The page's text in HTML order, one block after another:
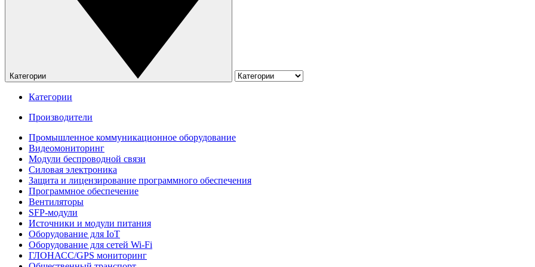
Категории
Категории
Производители
Промышленное коммуникационное оборудование
Видеомониторинг
Модули беспроводной связи
Силовая электроника
Защита и лицензирование программного обеспечения
Программное обеспечение
Вентиляторы
SFP-модули
Источники и модули питания
Оборудование для IoT
Оборудование для сетей Wi-Fi
ГЛОНАСС/GPS мониторинг